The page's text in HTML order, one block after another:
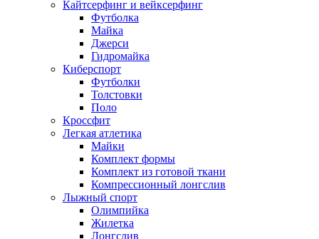
Кайтсерфинг и вейксерфинг
Футболка
Майка
Джерси
Гидромайка
Киберспорт
Футболки
Толстовки
Поло
Кроссфит
Легкая атлетика
Майки
Комплект формы
Комплект из готовой ткани
Компрессионный лонгслив
Лыжный спорт
Олимпийка
Жилетка
Лонгслив